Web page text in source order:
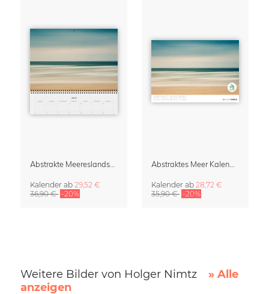
Abstrakte Meereslandschaften Klappkalender & Organizer 2027
Kalender ab 29,52 €
36,90 € -20%
Abstraktes Meer Kalender 2027
Kalender ab 28,72 €
35,90 € -20%
Weitere Bilder von Holger Nimtz
» Alle
anzeigen